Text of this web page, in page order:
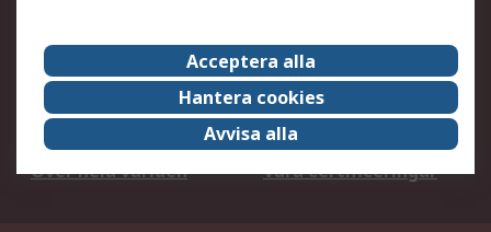
Om RS
Försäljningsvillkor
Det juridiska
Press Centre
Jobba hos RS
ESG
Över hela världen
Våra certificeringar
Acceptera alla
Hantera cookies
Avvisa alla